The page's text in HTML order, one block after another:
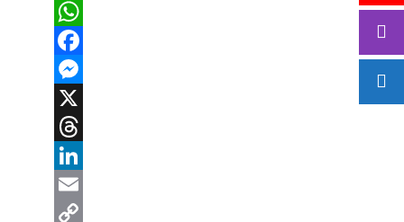
WhatsApp
Facebook
Messenger
X
Threads
LinkedIn
Email